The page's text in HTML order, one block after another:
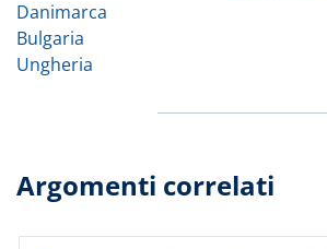
Danimarca
Bulgaria
Ungheria
Argomenti correlati